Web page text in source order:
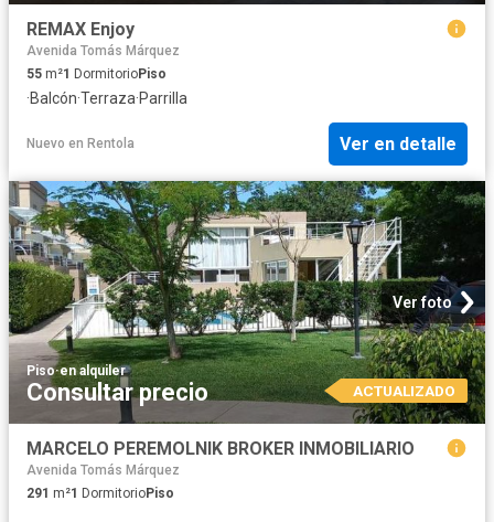
REMAX Enjoy
Avenida Tomás Márquez
55 m²1 DormitorioPiso
·Balcón·Terraza·Parrilla
Nuevo en Rentola Ver en detalle
Ver foto
Piso·en alquiler
Consultar precio ACTUALIZADO
MARCELO PEREMOLNIK BROKER INMOBILIARIO
Avenida Tomás Márquez
291 m²1 DormitorioPiso